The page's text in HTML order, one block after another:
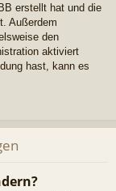
erstellt hat und die
Außerdem
den
aktiviert
hast, kann es